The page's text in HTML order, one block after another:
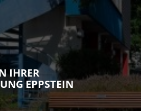
IHRER
EPPSTEIN